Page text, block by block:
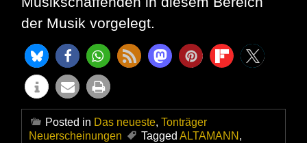
der Musik vorgelegt.
Posted in Das neueste, Tonträger
Neuerscheinungen
Tagged ALTAMANN ,